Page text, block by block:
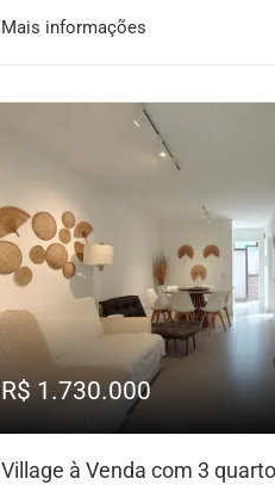
Mais informações
R$ 1.730.000
Village à Venda com 3